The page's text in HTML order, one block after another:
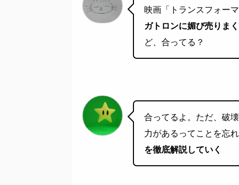
映画「トランスフォー
ガトロンに媚び売りま
ど、合ってる？
合ってるよ。ただ、破
力があるってことを忘
を徹底解説していく